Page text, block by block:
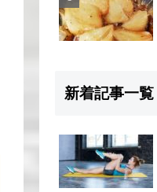
新着記事一覧